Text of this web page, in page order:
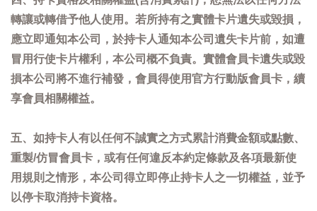
轉讓或轉借予他人使用。若所持有之實體卡片遺失或毀損，
應立即通知本公司，於持卡人通知本公司遺失卡片前，如遭
冒用行使卡片權利，本公司概不負責。實體會員卡遺失或毀
損本公司將不進行補發，會員得使用官方行動版會員卡，續
享會員相關權益。
五、如持卡人有以任何不誠實之方式累計消費金額或點數、
重製/仿冒會員卡，或有任何違反本約定條款及各項最新使
用規則之情形，本公司得立即停止持卡人之一切權益，並予
以停卡取消持卡資格。